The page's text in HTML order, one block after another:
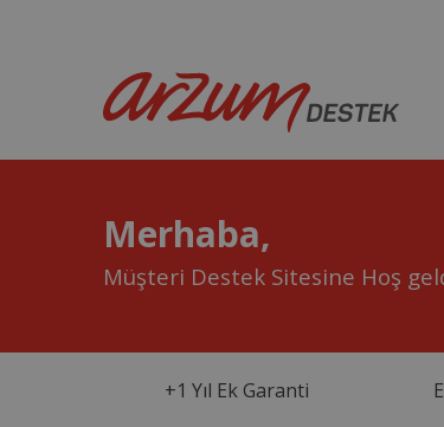
Merhaba,
Müşteri Destek Sitesine Hoş
+1 Yıl Ek Garanti